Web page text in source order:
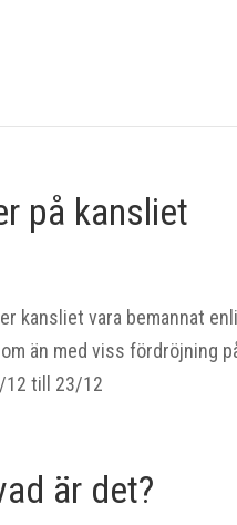
på kansliet
kansliet vara bemannat
än med viss fördröjning
till 23/12
är det?